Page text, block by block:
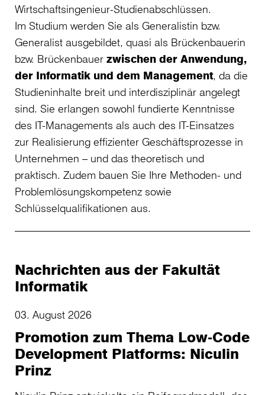
Wirtschaftsingenieur-Studienabschlüssen.
Im Studium werden Sie als Generalistin bzw.
Generalist ausgebildet, quasi als Brückenbauerin
bzw. Brückenbauer zwischen der Anwendung,
der Informatik und dem Management, da die
Studieninhalte breit und interdisziplinär angelegt
sind. Sie erlangen sowohl fundierte Kenntnisse
des IT-Managements als auch des IT-Einsatzes
zur Realisierung effizienter Geschäftsprozesse in
Unternehmen – und das theoretisch und
praktisch. Zudem bauen Sie Ihre Methoden- und
Problemlösungskompetenz sowie
Schlüsselqualifikationen aus.
Nachrichten aus der Fakultät
Informatik
03. August 2026
Promotion zum Thema Low-Code
Development Platforms: Niculin
Prinz